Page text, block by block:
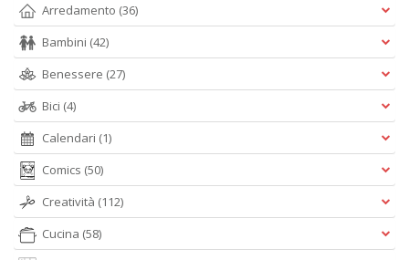
Arredamento (36)
Bambini (42)
Benessere (27)
Bici (4)
Calendari (1)
Comics (50)
Creatività (112)
Cucina (58)